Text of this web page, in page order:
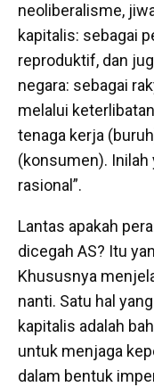
neoliberalisme,
kapitalis: sebagai
reproduktif, dan
negara: sebagai
melalui
tenaga kerja
(konsumen). Inilah
rasional”.
Lantas apakah
dicegah AS? Itu
Khususnya
nanti. Satu hal
kapitalis adalah
untuk menjaga
dalam bentuk